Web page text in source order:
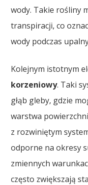
wody. Takie rośliny
transpiracji, co
wody podczas
Kolejnym istotnym
korzeniowy. Taki
głąb gleby, gdzie
warstwa
z rozwiniętym
odporne na okresy
zmiennych
często zwiększają